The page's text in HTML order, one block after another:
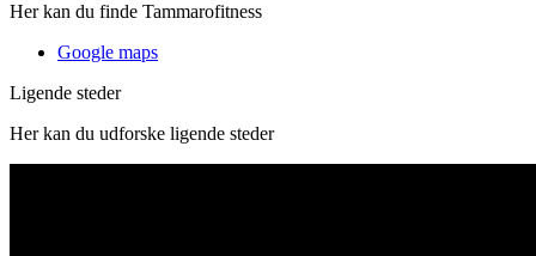
Her kan du finde Tammarofitness
Google maps
Ligende steder
Her kan du udforske ligende steder